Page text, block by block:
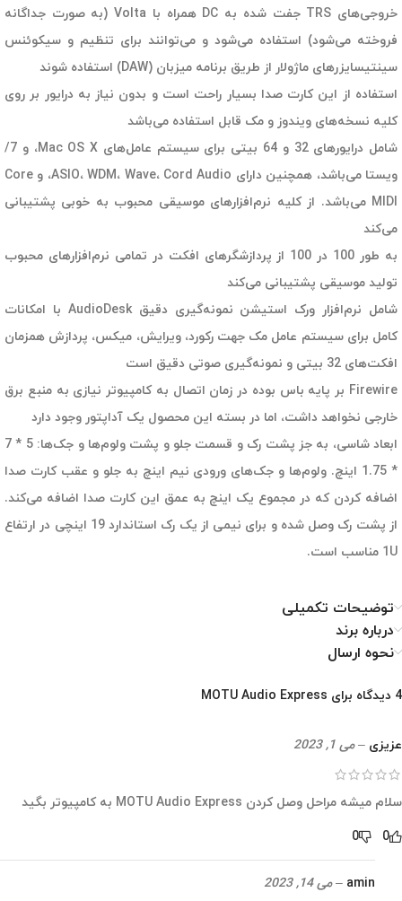
خروجی‌های TRS جفت شده به DC همراه با Volta (به صورت جداگانه
فروخته می‌شود) استفاده می‌شود و می‌توانند برای تنظیم و سیکوئنس
سینتیسایزرهای ماژولار از طریق برنامه میزبان (DAW) استفاده شوند
استفاده از این کارت صدا بسیار راحت است و بدون نیاز به درایور بر روی
کلیه نسخه‌های ویندوز و مک قابل استفاده می‌باشد
شامل درایورهای 32 و 64 بیتی برای سیستم عامل‌های Mac OS X، و 7/
ویستا می‌باشد، همچنین دارای ASIO، WDM، Wave، Cord Audio، و Core
MIDI می‌باشد. از کلیه نرم‌افزارهای موسیقی محبوب به خوبی پشتیبانی
می‌کند
به طور 100 در 100 از پردازشگرهای افکت در تمامی نرم‌افزارهای محبوب
تولید موسیقی پشتیبانی می‌کند
شامل نرم‌افزار ورک استیشن نمونه‌گیری دقیق AudioDesk با امکانات
کامل برای سیستم عامل مک جهت رکورد، ویرایش، میکس، پردازش همزمان
افکت‌های 32 بیتی و نمونه‌گیری صوتی دقیق است
Firewire بر پایه باس بوده در زمان اتصال به کامپیوتر نیازی به منبع برق
خارجی نخواهد داشت، اما در بسته این محصول یک آداپتور وجود دارد
ابعاد شاسی، به جز پشت رک و قسمت جلو و پشت ولوم‌ها و جک‌ها: 5 * 7
* 1.75 اینچ. ولوم‌ها و جک‌های ورودی نیم اینچ به جلو و عقب کارت صدا
اضافه کردن که در مجموع یک اینچ به عمق این کارت صدا اضافه می‌کند.
از پشت رک وصل شده و برای نیمی از یک رک استاندارد 19 اینچی در ارتفاع
1U مناسب است.
توضیحات تکمیلی
درباره برند
نحوه ارسال
4 دیدگاه برای MOTU Audio Express
عزیزی – می 1, 2023
سلام میشه مراحل وصل کردن MOTU Audio Express به کامپیوتر بگید
0
0
amin
– می 14, 2023